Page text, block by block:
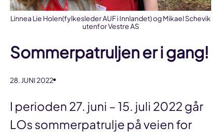
Linnea Lie Holen(fylkesleder AUF i Innlandet) og Mikael Schevik
utenfor Vestre AS
Sommerpatruljen er i gang!
28. JUNI 2022
I perioden 27. juni – 15. juli 2022 går
LOs sommerpatrulje på veien for